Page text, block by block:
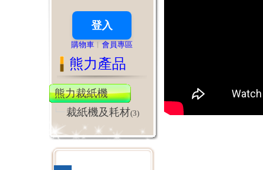
購物車 會員專區
熊力產品
熊力裁紙機
裁紙機及耗材(3)